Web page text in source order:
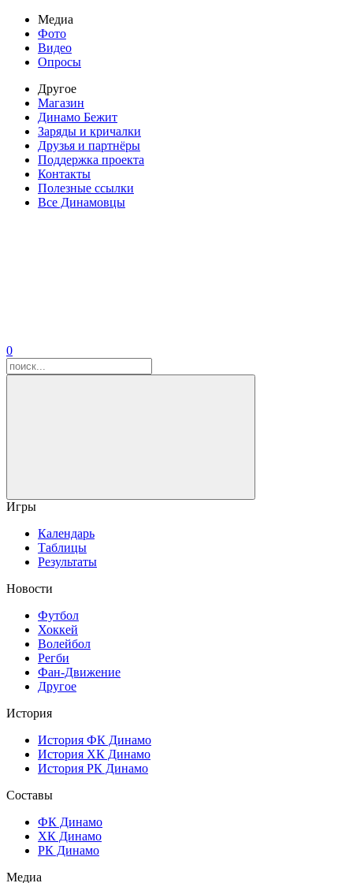
Медиа
Фото
Видео
Опросы
Другое
Магазин
Динамо Бежит
Заряды и кричалки
Друзья и партнёры
Поддержка проекта
Контакты
Полезные ссылки
Все Динамовцы
0
Игры
Календарь
Таблицы
Результаты
Новости
Футбол
Хоккей
Волейбол
Регби
Фан-Движение
Другое
История
История ФК Динамо
История ХК Динамо
История РК Динамо
Составы
ФК Динамо
ХК Динамо
РК Динамо
Медиа